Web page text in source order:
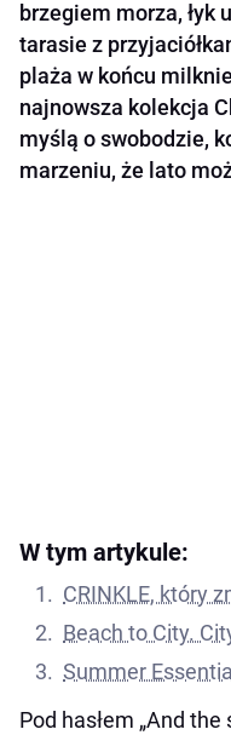
brzegiem morza, łyk
tarasie z
plaża w końcu
najnowsza kolekcja
myślą o swobodzie,
marzeniu, że lato
W tym artykule:
CRINKLE, który
Beach to City.
Summer
Pod hasłem „And